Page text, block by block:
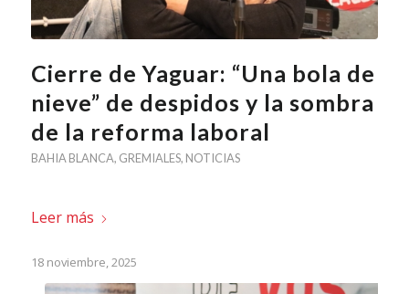
Cierre de Yaguar: “Una bola de
nieve” de despidos y la sombra
de la reforma laboral
BAHIA BLANCA, GREMIALES, NOTICIAS
Leer más
18 noviembre, 2025